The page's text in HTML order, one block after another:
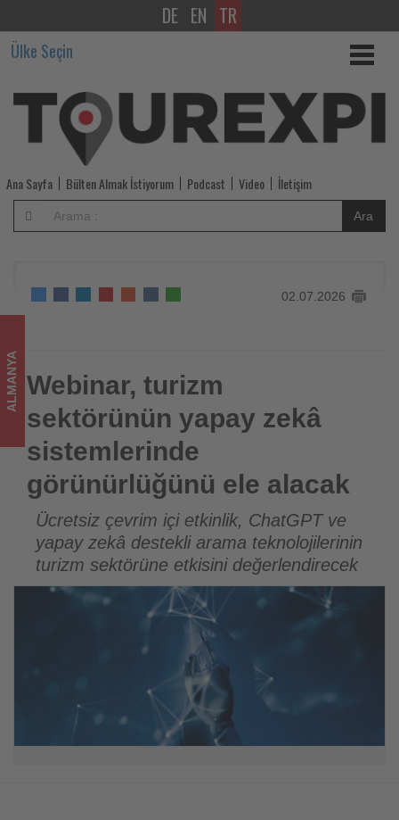
Webinar,
turizm
sektörünün
yapay
zekâ
sistemlerinde
görünürlüğünü
ele
alacak
-
Tourexpi,
sizler
için
turizmde
olup
bitenleri
takip
DE EN TR
Ülke Seçin
Ana Sayfa Bülten Almak İstiyorum Podcast Video İletişim
Ara
02.07.2026
Webinar, turizm sektörünün yapay zekâ sistemlerinde
görünürlüğünü ele alacak
ALMANYA Webinar, turizm
sektörünün yapay zekâ
sistemlerinde
görünürlüğünü ele alacak
Ücretsiz çevrim içi etkinlik, ChatGPT ve
yapay zekâ destekli arama teknolojilerinin
turizm sektörüne etkisini değerlendirecek